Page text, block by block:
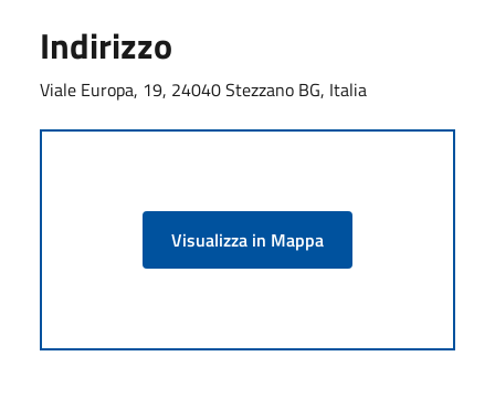
Indirizzo
Viale Europa, 19, 24040 Stezzano BG, Italia
Visualizza in Mappa